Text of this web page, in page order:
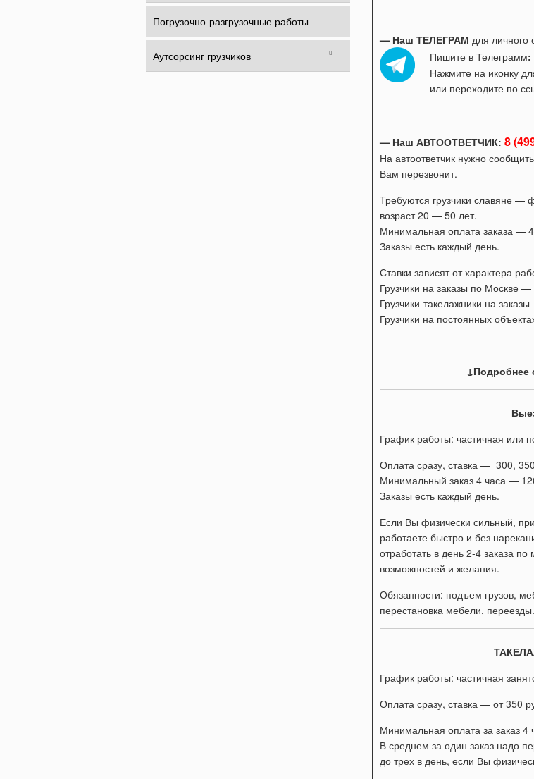
Погрузочно-разгрузочные работы
Аутсорсинг грузчиков
— Наш ТЕЛЕГРАМ для личного
Пишите в Телеграмм:
Нажмите на иконку
или переходите по
— Наш АВТООТВЕТЧИК: 8
На автоответчик нужно
Вам перезвонит.
Требуются грузчики славяне —
возраст 20 — 50 лет.
Минимальная оплата заказа —
Заказы есть каждый день.
Ставки зависят от характера
Грузчики на заказы по Москве
Грузчики-такелажники на
Грузчики на постоянных
↓Подробнее
График работы: частичная или
Оплата сразу, ставка — 300,
Минимальный заказ 4 часа —
Заказы есть каждый день.
Если Вы физически сильный,
работаете быстро и без
отработать в день 2-4 заказа
возможностей и желания.
Обязанности: подъем грузов,
перестановка мебели, переезды.
График работы: частичная
Оплата сразу, ставка — от 350
Минимальная оплата за заказ
В среднем за один заказ надо
до трех в день, если Вы